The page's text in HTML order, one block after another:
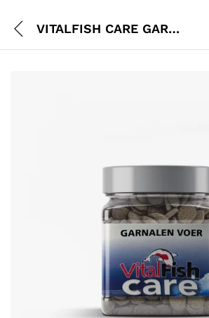
VITALFISH CARE GARNALENVOER